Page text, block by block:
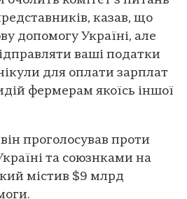
казав, що
допомогу Україні, але
ваші податки
для оплати зарплат
фермерам якоїсь іншої
проголосував проти
та союзнками на
містив $9 млрд